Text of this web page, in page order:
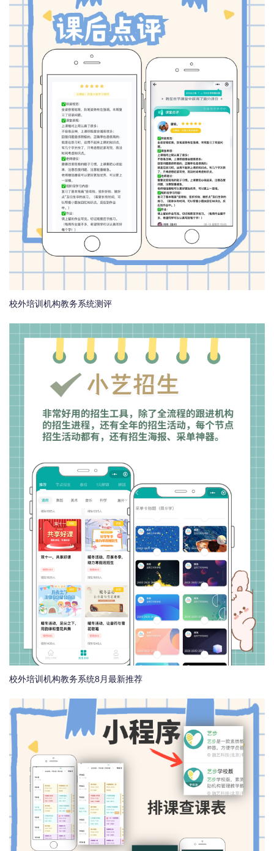
校外培训机构教务系统测评
校外培训机构教务系统8月最新推荐